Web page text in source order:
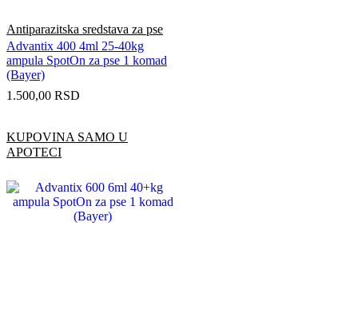
Antiparazitska sredstava za pse
Advantix 400 4ml 25-40kg
ampula SpotOn za pse 1 komad
(Bayer)
1.500,00 RSD
KUPOVINA SAMO U
APOTECI